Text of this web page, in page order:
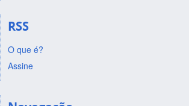
RSS
O que é?
Assine